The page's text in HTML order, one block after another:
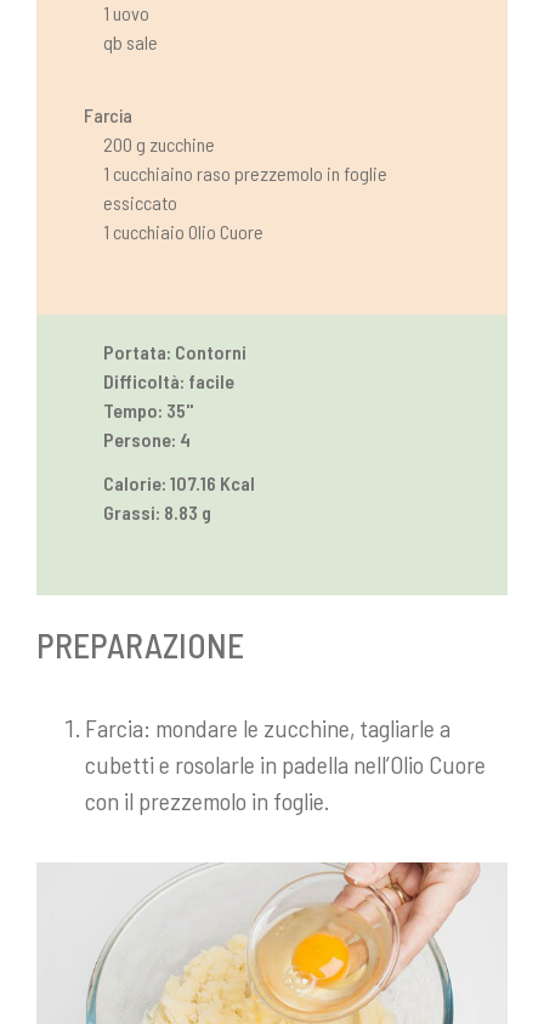
1 uovo
qb sale
Farcia
200 g zucchine
1 cucchiaino raso prezzemolo in foglie
essiccato
1 cucchiaio Olio Cuore
Portata: Contorni
Difficoltà: facile
Tempo: 35''
Persone: 4
Calorie: 107.16 Kcal
Grassi: 8.83 g
PREPARAZIONE
Farcia: mondare le zucchine, tagliarle a
cubetti e rosolarle in padella nell’Olio Cuore
con il prezzemolo in foglie.